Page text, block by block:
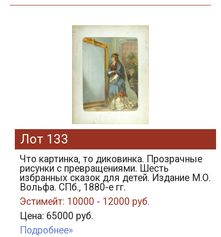
Лот 133
Что картинка, то диковинка. Прозрачные
рисунки с превращениями. Шесть
избранных сказок для детей. Издание М.О.
Вольфа. СПб., 1880-е гг.
Эстимейт: 10000 - 12000 руб.
Цена: 65000 руб.
Подробнее»